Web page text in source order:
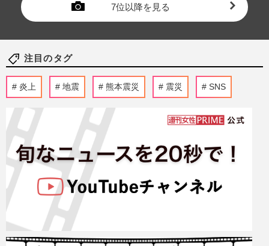
7位以降を見る
注目のタグ
炎上 地震 熊本震災 震災 SNS